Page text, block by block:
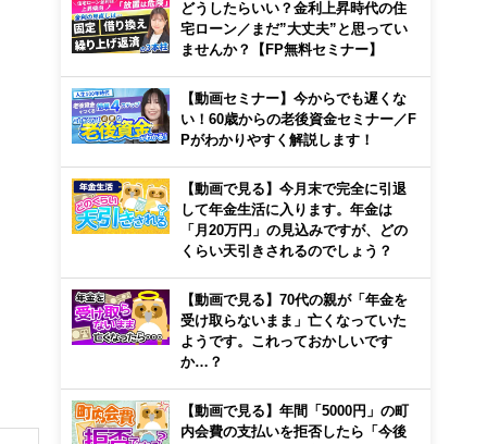
どうしたらいい？金利上昇時代の住
宅ローン／まだ”大丈夫”と思ってい
ませんか？【FP無料セミナー】
【動画セミナー】今からでも遅くな
い！60歳からの老後資金セミナー／F
Pがわかりやすく解説します！
【動画で見る】今月末で完全に引退
して年金生活に入ります。年金は
「月20万円」の見込みですが、どの
くらい天引きされるのでしょう？
【動画で見る】70代の親が「年金を
受け取らないまま」亡くなっていた
ようです。これっておかしいです
か…？
【動画で見る】年間「5000円」の町
内会費の支払いを拒否したら「今後